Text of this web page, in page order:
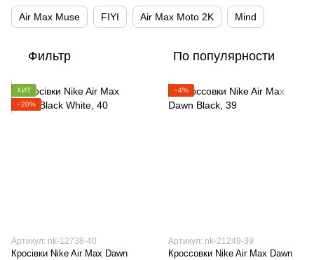
Air Max Muse FIYI Air Max Moto 2K Mind
Фильтр По популярности
ХИТ
−20%
Артикул: nk-12738-40
Кросівки Nike Air Max Dawn
−4%
Артикул: nk-21249-39
Кроссовки Nike Air Max Dawn